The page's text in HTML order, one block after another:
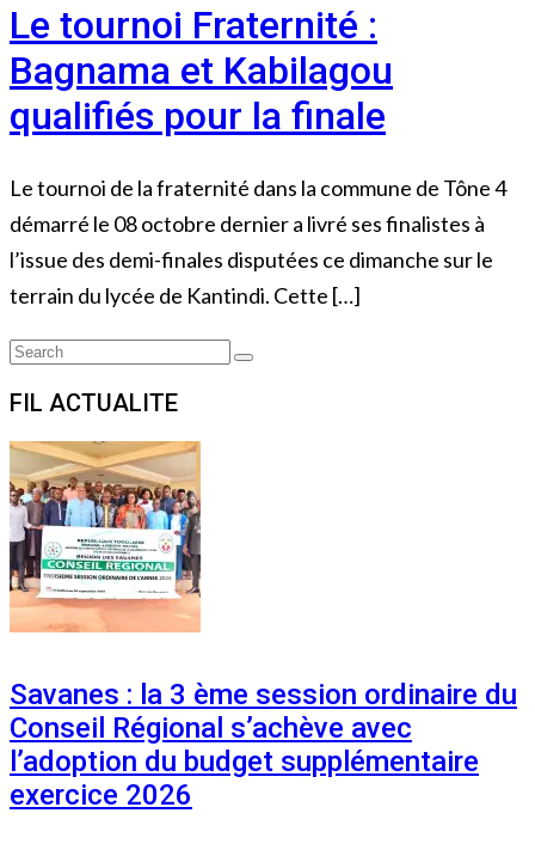
Le tournoi Fraternité :
Bagnama et Kabilagou
qualifiés pour la finale
Le tournoi de la fraternité dans la commune de Tône 4
démarré le 08 octobre dernier a livré ses finalistes à
l’issue des demi-finales disputées ce dimanche sur le
terrain du lycée de Kantindi. Cette […]
Search
Search
FIL ACTUALITE
Savanes : la 3 ème session ordinaire du
Conseil Régional s’achève avec
l’adoption du budget supplémentaire
exercice 2026